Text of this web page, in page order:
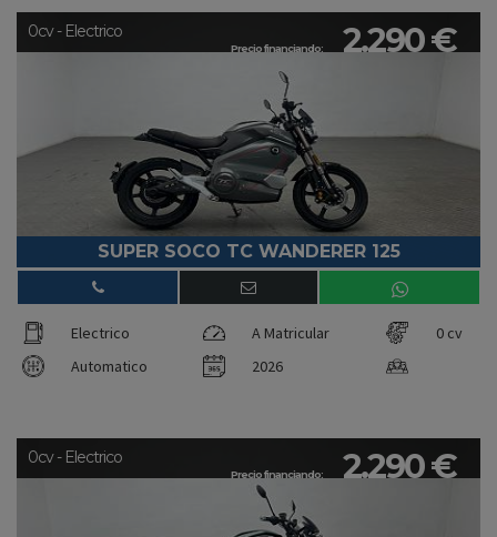
Precio financiando: 2.290 €
0cv - Electrico
SUPER SOCO TC WANDERER 125
Electrico A Matricular
0 cv
Automatico
2026
Precio financiando: 2.290 €
0cv - Electrico